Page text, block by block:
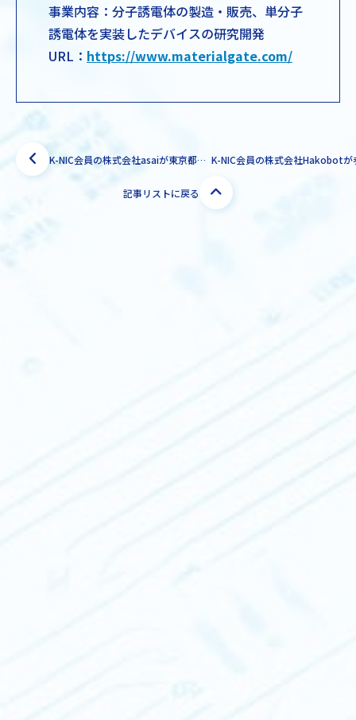
事業内容：分子誘電体の製造・販売、単分子
誘電体を実装したデバイスの研究開発
URL： https://www.materialgate.com/
K-NIC会員の株式会社asaiが東京都社会課題解決型スタートアップ支援事業TCiNに採択されました！
記事リストに戻る